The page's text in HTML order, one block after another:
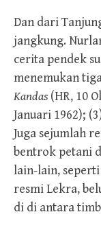
Dan dari
jangkung.
cerita pendek
menemukan
Kandas (HR, 10
Januari 1962);
Juga sejumlah
bentrok petani
lain-lain,
resmi Lekra,
di di antara